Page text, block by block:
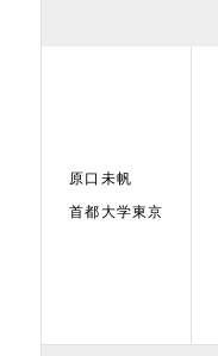
原口未帆
首都大学東京